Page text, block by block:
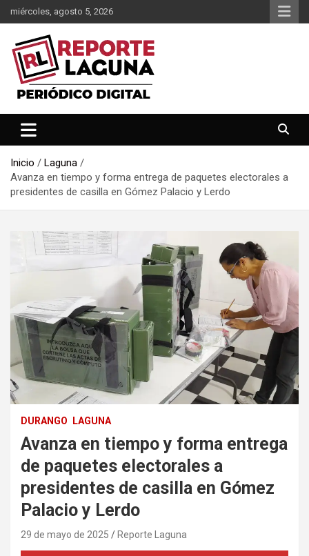
Saltar
al
contenido
miércoles, agosto 5, 2026
Reporte Laguna
Inicio
Laguna
Avanza en tiempo y forma entrega de paquetes electorales a
presidentes de casilla en Gómez Palacio y Lerdo
DURANGO LAGUNA
Avanza en tiempo y forma entrega
de paquetes electorales a
presidentes de casilla en Gómez
Palacio y Lerdo
29 de mayo de 2025 Reporte Laguna